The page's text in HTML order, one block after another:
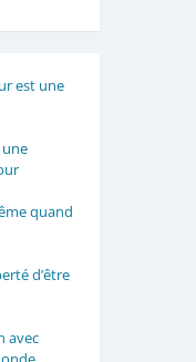
est une
une
quand
d’être
avec